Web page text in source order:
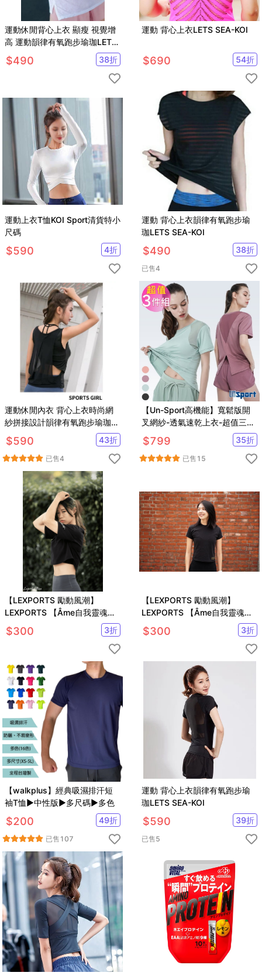
運動休閒背心上衣 顯瘦 視覺增
高 運動韻律有氧跑步瑜珈LETS
SEA-KOI
$490 38折
運動 背心上衣LETS SEA-KOI
$690 54折
運動上衣T恤KOI Sport清貨特小
尺碼
$590 4折
運動 背心上衣韻律有氧跑步瑜
珈LETS SEA-KOI
$490 38折
已售4
運動休閒內衣 背心上衣時尚網
紗拼接設計韻律有氧跑步瑜珈
LETS SEA-KOI
$590 43折
已售4
【Un-Sport高機能】寬鬆版開
叉網紗-透氣速乾上衣-超值三件
組(瑜伽/健身/路跑/加強汗區排
汗)
$799 35折
已售 15
【LEXPORTS 勵動風潮】
LEXPORTS 【Âme自我靈魂】
❙ 女款落肩短版上衣
$300 3折
【LEXPORTS 勵動風潮】
LEXPORTS 【Âme自我靈魂】
❙ 女款修身運動上衣
$300 3折
【walkplus】經典吸濕排汗短
袖T恤►中性版►多尺碼►多色
$200 49折
已售 107
運動 背心上衣韻律有氧跑步瑜
珈LETS SEA-KOI
$590 39折
已售5